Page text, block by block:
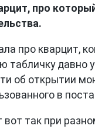
про
про кварцит,
табличку давно
об открытии
в
так при